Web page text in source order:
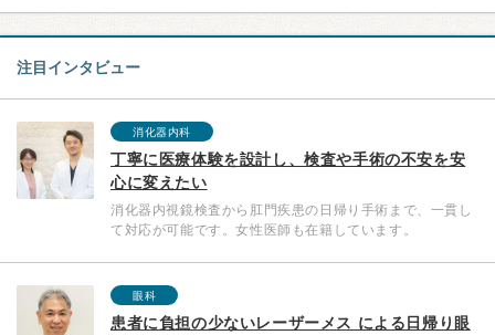
注目インタビュー
消化器内科
丁寧に医療体験を設計し、検査や手術の不安を安
心に変えたい
消化器内視鏡検査から肛門疾患の日帰り手術まで、一貫し
て対応が可能です。女性医師も在籍しています。
眼科
患者に負担の少ないレーザーメス による日帰り眼